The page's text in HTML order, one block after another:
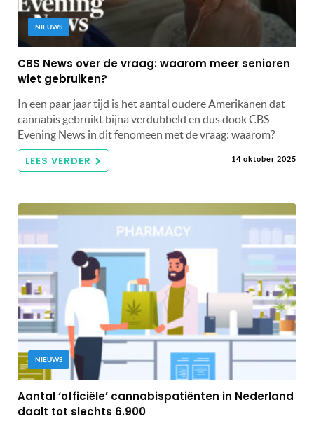
NIEUWS
CBS News over de vraag: waarom meer senioren
wiet gebruiken?
In een paar jaar tijd is het aantal oudere Amerikanen dat
cannabis gebruikt bijna verdubbeld en dus dook CBS
Evening News in dit fenomeen met de vraag: waarom?
LEES VERDER 14 oktober 2025
NIEUWS
Aantal ‘officiële’ cannabispatiënten in Nederland
daalt tot slechts 6.900